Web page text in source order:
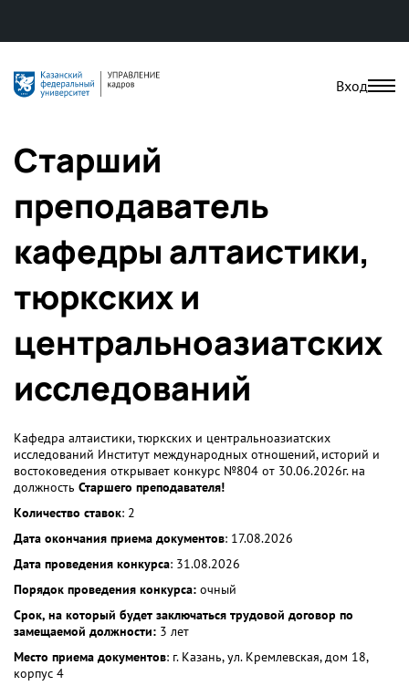
Вход
Старший
преподаватель
кафедры алтаистики,
тюркских и
центральноазиатских
исследований
Кафедра алтаистики, тюркских и центральноазиатских
исследований Институт международных отношений, историй и
востоковедения открывает конкурс №804 от 30.06.2026г. на
должность Старшего преподавателя!
Количество ставок: 2
Дата окончания приема документов: 17.08.2026
Дата проведения конкурса: 31.08.2026
Порядок проведения конкурса: очный
Срок, на который будет заключаться трудовой договор по
замещаемой должности: 3 лет
Место приема документов: г. Казань, ул. Кремлевская, дом 18,
корпус 4